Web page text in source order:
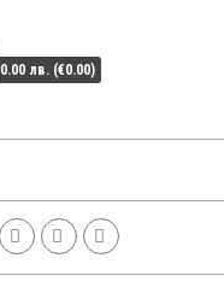
0.00 лв. (€0.00)